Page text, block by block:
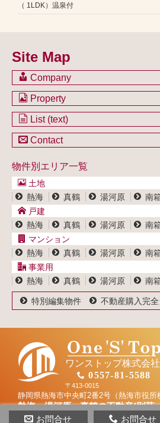
（ 1LDK）温泉付
Site Map
Company
会社のご案内
不動産を購入したい方
不動産を売却したい方
不動産買取システム
Property
土地一覧
戸建一覧
マンション一覧
事業用物件一覧
List (text)
土地一覧
戸建一覧
マンション一覧
事業用物件一覧
Contact
ブログ
プライバシーポリシー
サイトポリシー
物件別エリア一覧
土地
熱海
真鶴 湯河原 南
戸建
熱海
真鶴 湯河原 南
マンション
熱海
真鶴 湯河原 南
事業用
熱海
真鶴 湯河原 南
特別編集物件 不動産購入完全
ワンストップ株式会社
0557-81-5588
〒413-0015
静岡県熱海市中央町2番2号（熱海市役所
熱海・湯河原・真鶴の不動産(別荘
ワンストップ株式会社
お問合せ お問合せ